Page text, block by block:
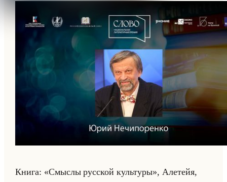
Книга: «Смыслы русской культуры», Але­тейя,